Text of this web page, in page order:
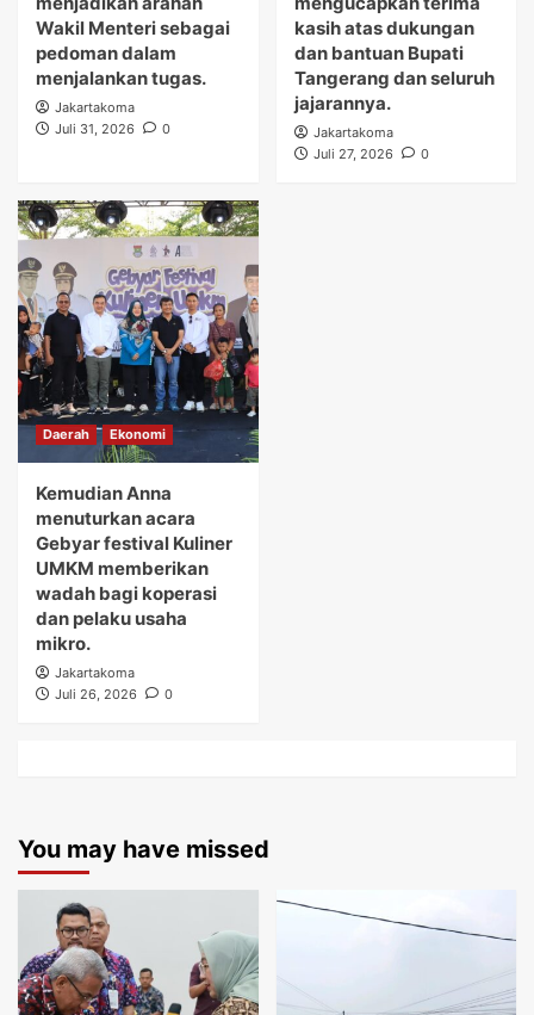
Wakil Menteri sebagai
pedoman dalam
menjalankan tugas.
Jakartakoma
Juli 31, 2026
0
kasih atas dukungan
dan bantuan Bupati
Tangerang dan seluruh
jajarannya.
Jakartakoma
Juli 27, 2026
0
Daerah Ekonomi
Kemudian Anna
menuturkan acara
Gebyar festival Kuliner
UMKM memberikan
wadah bagi koperasi
dan pelaku usaha
mikro.
Jakartakoma
Juli 26, 2026
0
You may have missed